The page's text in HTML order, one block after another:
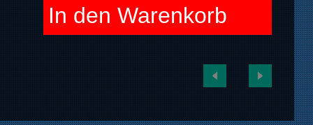
In den Warenkorb